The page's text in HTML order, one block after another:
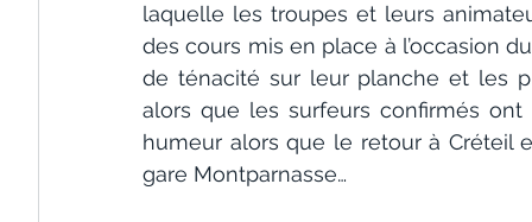
laquelle les troupes et leurs
des cours mis en place à l’occasion
de ténacité sur leur planche et les
alors que les surfeurs confirmés
humeur alors que le retour à Créteil
gare Montparnasse…